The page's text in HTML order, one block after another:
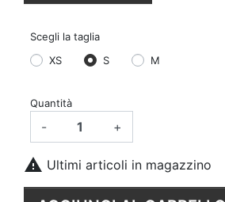
Scegli la taglia
XS
S M
Quantità
- +
 Ultimi articoli in magazzino